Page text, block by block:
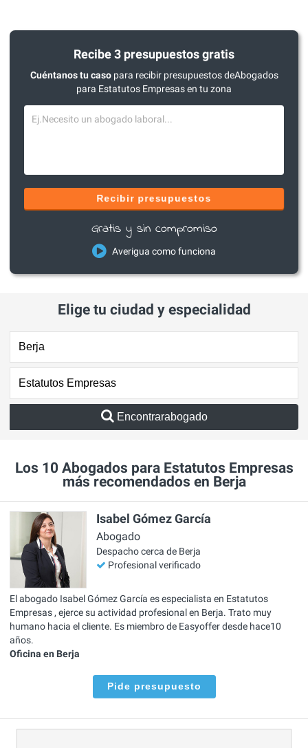
Recibe 3 presupuestos gratis
Cuéntanos tu casopara recibir presupuestos deAbogados
para Estatutos Empresas en tu zona
Recibir presupuestos
Gratis y sin compromiso
Averigua como funciona
Elige tu ciudad y especialidad
Encontrarabogado
Los 10 Abogados para Estatutos Empresas
más recomendados en Berja
Isabel Gómez García
Abogado
Despacho cerca de Berja
Profesional verificado
El abogado Isabel Gómez García es especialista en Estatutos
Empresas , ejerce su actividad profesional en Berja. Trato muy
humano hacia el cliente. Es miembro de Easyoffer desde hace10
años.
Oficina en Berja
Pide presupuesto